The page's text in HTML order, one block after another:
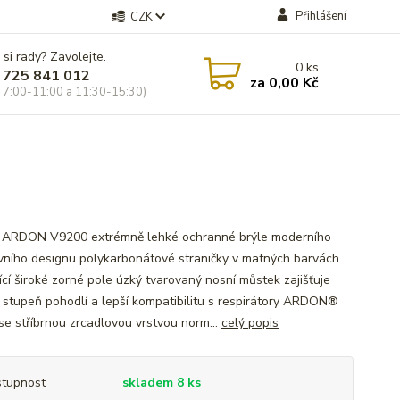
CZK Přihlášení
rady? Zavolejte.
841 012
7:00-11:00 a 11:30-15:30)
0ks
za 0,00 Kč
ARDON V9200 extrémně lehké ochranné brýle moderního
designu polykarbonátové straničky v matných barvách
široké zorné pole úzký tvarovaný nosní můstek zajišťuje
stupeň pohodlí a lepší kompatibilitu s respirátory ARDON®
stříbrnou zrcadlovou vrstvou norm... celý popis
skladem 8 ks